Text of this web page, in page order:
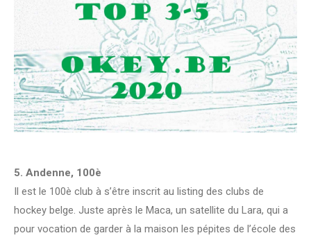
5. Andenne, 100è
Il est le 100è club à s’être inscrit au listing des clubs de
hockey belge. Juste après le Maca, un satellite du Lara, qui a
pour vocation de garder à la maison les pépites de l’école des